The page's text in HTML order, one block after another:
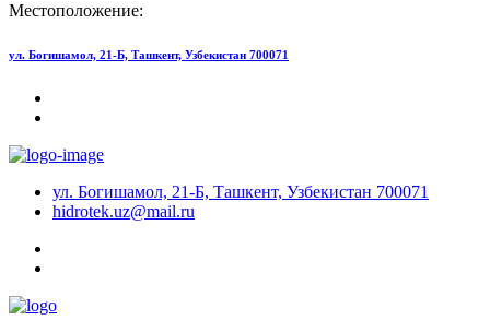
Местоположение:
ул. Богишамол, 21-Б, Ташкент, Узбекистан 700071
ул. Богишамол, 21-Б, Ташкент, Узбекистан 700071
hidrotek.uz@mail.ru